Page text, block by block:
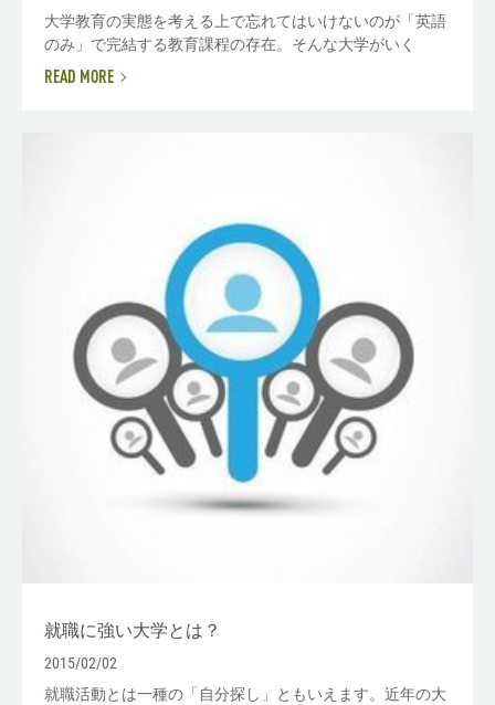
大学教育の実態を考える上で忘れてはいけないのが「英語
のみ」で完結する教育課程の存在。そんな大学がいく
READ MORE
就職に強い大学とは？
2015/02/02
就職活動とは一種の「自分探し」ともいえます。近年の大